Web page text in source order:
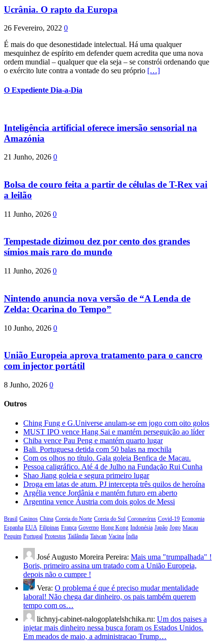
Ucrânia. O rapto da Europa
26 Fevereiro, 2022 0
É mais do que desonestidade intelectual. Há uma qualquer
mesquinhez de espírito em defender quem acredita que uma nova
ordem mundial – qualquer que ela seja – se constrói ordenando que
o exército lute contra a vontade do seu próprio […]
O Expediente Dia-a-Dia
Inteligência artificial oferece imersão sensorial na
Amazónia
21 Junho, 2026 0
Bolsa de couro feita a partir de células de T-Rex vai
a leilão
11 Junho, 2026 0
Tempestade dizimou dez por cento dos grandes
símios mais raro do mundo
11 Junho, 2026 0
Nintendo anuncia nova versão de “A Lenda de
Zelda: Ocarina do Tempo”
10 Junho, 2026 0
União Europeia aprova tratamento para o cancro
com injector portátil
8 Junho, 2026 0
Outros
Ching Fung e G.Universe anulam-se em jogo com oito golos
MUST IPO vence Hang Sai e mantém perseguição ao líder
Chiba vence Pau Peng e mantém quarto lugar
Bali. Portuguesa detida com 50 balas na mochila
Com os olhos no título. Gala goleia Benfica de Macau.
Pessoa caligráfico. Até 4 de Julho na Fundação Rui Cunha
Shao Jiang goleia e segura primeiro lugar
Droga em latas de atum. PJ intercepta três quilos de heroína
Argélia vence Jordânia e mantém futuro em aberto
Argentina vence Áustria com dois golos de Messi
Brasil Casinos China Coreia do Norte Coreia do Sul Coronavírus Covid-19 Economia
Espanha EUA Filipinas França Governo Hong Kong Indonésia Japão Jogo Macau
Pequim Portugal Protestos Tailândia Taiwan Vacina Índia
José Augusto Moreira Pereira: Mais uma "trumpalhada" !
Boris, primeiro assina um tratado com a União Europeia,
depois não o cumpre !
Vera: O problema é que é preciso mudar mentalidade
laboral! Não chega dar dinheiro, os pais também querem
tempo com os…
lichnyj-cabinet-nalogoplatelshchika.ru: Um dos paises a
injetar mais dinheiro nessa busca foram os Estados Unidos.
Em meados de maio, a administracao Trump…